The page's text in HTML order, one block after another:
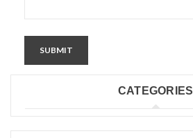
SUBMIT
CATEGORIES